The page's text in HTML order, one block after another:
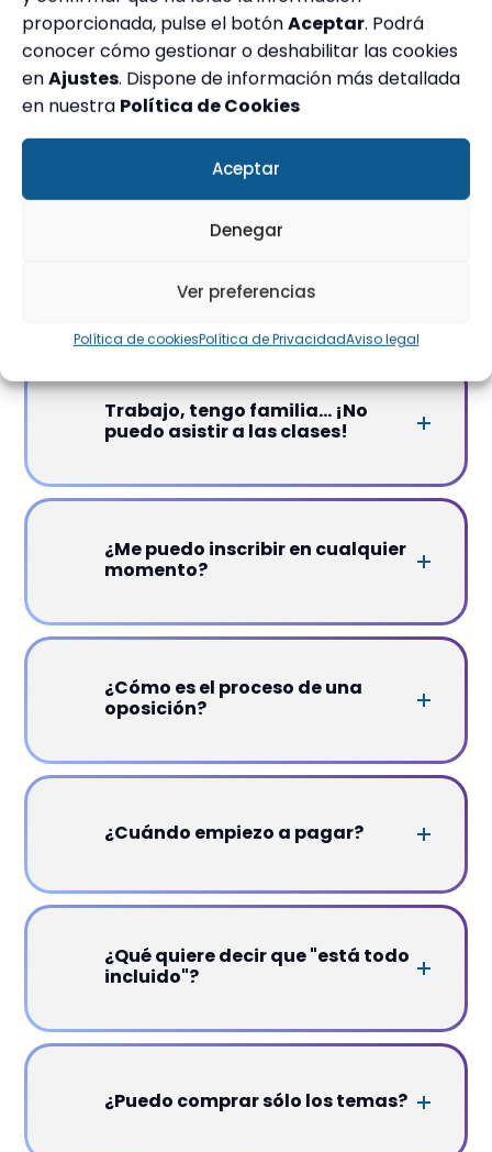
proporcionada, pulse el botónAceptar. Podrá
conocer cómo gestionar o deshabilitar las cookies
enAjustes. Dispone de información más detallada
en nuestra Política de Cookies
Aceptar
Denegar
Ver preferencias
Política de cookiesPolítica de PrivacidadAviso legal
¿Preparáis oposiciones en todas
las comunidades?
¿Cuánto cuesta una oposición?
¿Hay algún descuento?
Trabajo, tengo familia... ¡No
puedo asistir a las clases!
¿Me puedo inscribir en cualquier
momento?
¿Cómo es el proceso de una
oposición?
¿Cuándo empiezo a pagar?
¿Qué quiere decir que "está todo
incluido"?
¿Puedo comprar sólo los temas?